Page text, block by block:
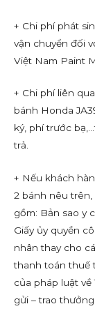
+ Chi phí phát
vận chuyển đối
Việt Nam Paint
+ Chi phí liên
bánh Honda
ký, phí trước
trả.
+ Nếu khách
2 bánh nêu
gồm: Bản sao y
Giấy ủy quyền
nhân thay cho
thanh toán thuế
của pháp luật
gửi – trao